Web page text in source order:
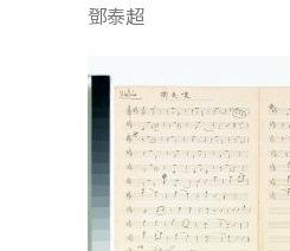
鄧泰超